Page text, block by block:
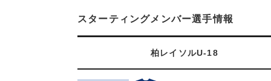
スターティングメンバー選手情報
柏レイソルU-18